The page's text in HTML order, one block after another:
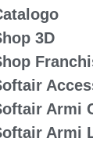
3D
Armi
Armi